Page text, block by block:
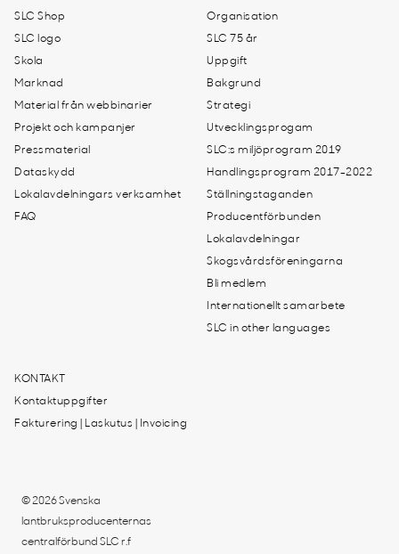
SLC Shop
SLC logo
Skola
Marknad
Material från webbinarier
Projekt och kampanjer
Pressmaterial
Dataskydd
Lokalavdelningars verksamhet
FAQ
Organisation
SLC 75 år
Uppgift
Bakgrund
Strategi
Utvecklingsprogam
SLC:s miljöprogram 2019
Handlingsprogram 2017-2022
Ställningstaganden
Producentförbunden
Lokalavdelningar
Skogsvårdsföreningarna
Bli medlem
Internationellt samarbete
SLC in other languages
KONTAKT
Kontaktuppgifter
Fakturering | Laskutus | Invoicing
© 2026 Svenska
lantbruksproducenternas
centralförbund SLC r.f